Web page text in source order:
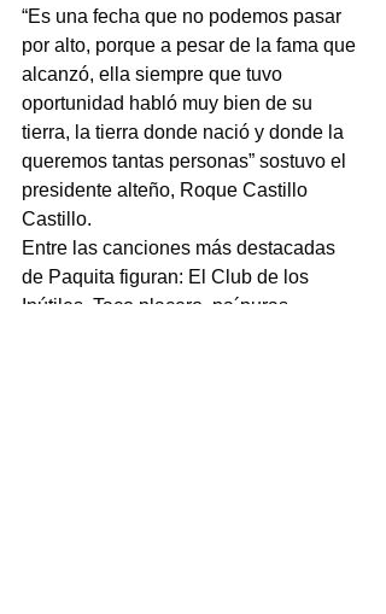
“Es una fecha que no podemos pasar
por alto, porque a pesar de la fama que
alcanzó, ella siempre que tuvo
oportunidad habló muy bien de su
tierra, la tierra donde nació y donde la
queremos tantas personas” sostuvo el
presidente alteño, Roque Castillo
Castillo.
Entre las canciones más destacadas
de Paquita figuran: El Club de los
Inútiles, Taco placero, pa´puras